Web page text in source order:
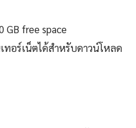
GB free space
อร์เน็ตได้สำหรับดาวน์โหลด